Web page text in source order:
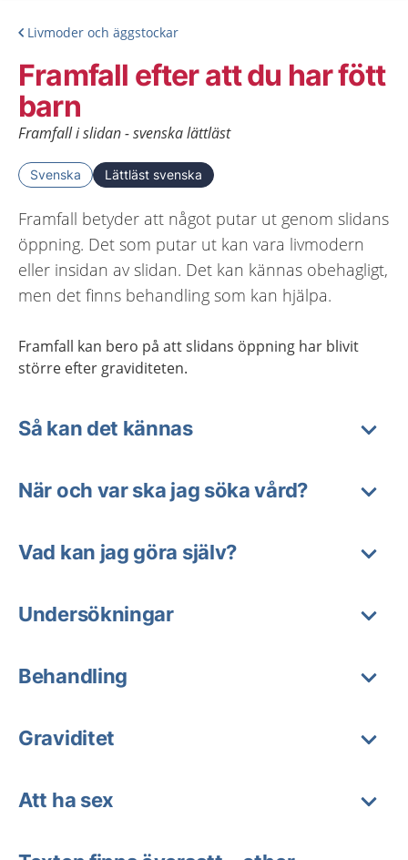
Livmoder och äggstockar
Framfall efter att du har fött
barn
Framfall i slidan - svenska lättläst
Svenska Lättläst svenska
Framfall betyder att något putar ut genom slidans
öppning. Det som putar ut kan vara livmodern
eller insidan av slidan. Det kan kännas obehagligt,
men det finns behandling som kan hjälpa.
Framfall kan bero på attslidans öppning har blivit
större efter graviditeten.
Så kan det kännas
När och var ska jag söka vård?
Vad kan jag göra själv?
Undersökningar
Behandling
Graviditet
Att ha sex